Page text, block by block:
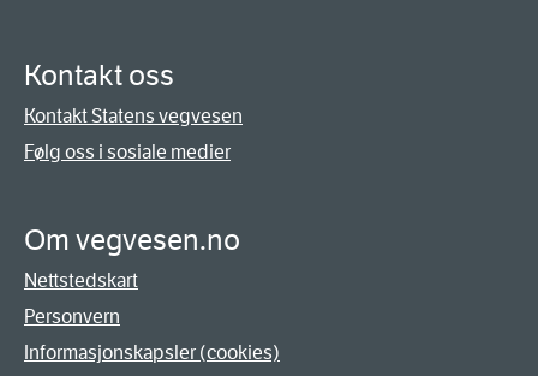
Kontakt oss
Kontakt Statens vegvesen
Følg oss i sosiale medier
Om vegvesen.no
Nettstedskart
Personvern
Informasjonskapsler (cookies)